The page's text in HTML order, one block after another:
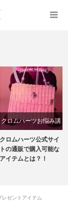
クロムハーツお悩み講
座
クロムハーツ公式サイ
トの通販で購入可能な
アイテムとは？！
レゼントアイテム